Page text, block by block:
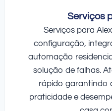
Serviços
Serviços para
configuração,
automação
solução de falhas.
rápido garantindo
praticidade e